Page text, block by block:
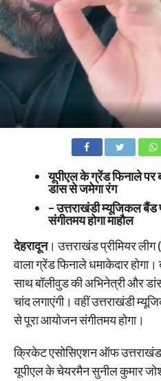
यूपीएल के ग्रेंड फिनाले पर
डांस से जमेगा रंग
– उत्तराखंडी म्यूजिकल बैंड
संगीतमय होगा माहौल
देहरादून। उत्तराखंड प्रीमियर
वाला ग्रेंड फिनाले धमाकेदार
साथ बॉलीवुड की अभिनेत्री और
चांद लगाएंगी। वहीं उत्तराखंडी
से पूरा आयोजन संगीतमय होगा।
क्रिकेट एसोसिएशन ऑफ उत्तराखंड
यूपीएल के चेयरमैन सुनील कुमार